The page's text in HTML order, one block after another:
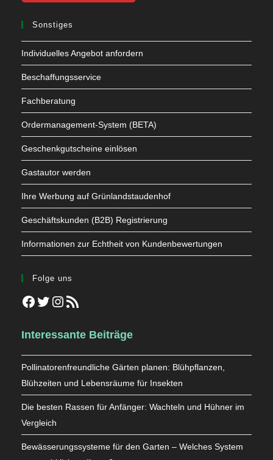
Sonstiges
Individuelles Angebot anfordern
Beschaffungsservice
Fachberatung
Ordermanagement-System (BETA)
Geschenkgutscheine einlösen
Gastautor werden
Ihre Werbung auf Grünlandstaudenhof
Geschäftskunden (B2B) Registrierung
Informationen zur Echtheit von Kundenbewertungen
Folge uns
Facebook
TwitterInstagram
RSS-Feed
Interessante Beiträge
Pollinatorenfreundliche Gärten planen: Blühpflanzen,
Blühzeiten und Lebensräume für Insekten
Die besten Rassen für Anfänger: Wachteln und Hühner im
Vergleich
Bewässerungssysteme für den Garten – Welches System